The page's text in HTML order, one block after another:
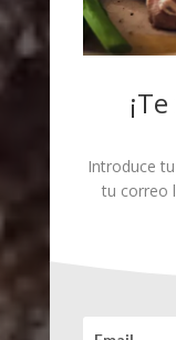
Introduce
tu correo